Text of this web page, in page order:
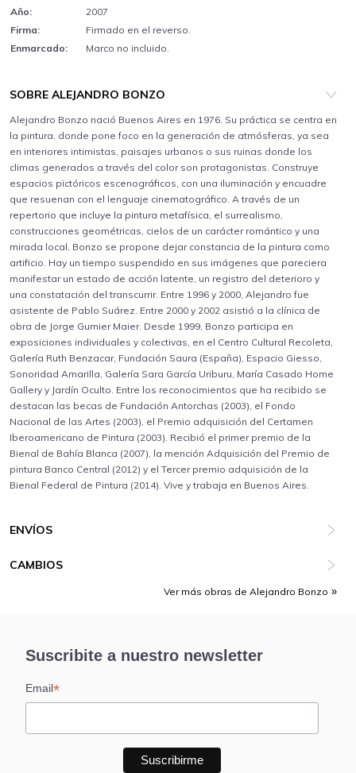
Año:
2007
Firma:
Firmado en el reverso.
Enmarcado:
Marco no incluido.
SOBRE ALEJANDRO BONZO
Alejandro Bonzo nació Buenos Aires en 1976. Su práctica se centra en
la pintura, donde pone foco en la generación de atmósferas, ya sea
en interiores intimistas, paisajes urbanos o sus ruinas donde los
climas generados a través del color son protagonistas. Construye
espacios pictóricos escenográficos, con una iluminación y encuadre
que resuenan con el lenguaje cinematográfico. A través de un
repertorio que incluye la pintura metafísica, el surrealismo,
construcciones geométricas, cielos de un carácter romántico y una
mirada local, Bonzo se propone dejar constancia de la pintura como
artificio. Hay un tiempo suspendido en sus imágenes que pareciera
manifestar un estado de acción latente, un registro del deterioro y
una constatación del transcurrir. Entre 1996 y 2000, Alejandro fue
asistente de Pablo Suárez. Entre 2000 y 2002 asistió a la clínica de
obra de Jorge Gumier Maier. Desde 1999, Bonzo participa en
exposiciones individuales y colectivas, en el Centro Cultural Recoleta,
Galería Ruth Benzacar, Fundación Saura (España), Espacio Giesso,
Sonoridad Amarilla, Galería Sara García Uriburu, María Casado Home
Gallery y Jardín Oculto. Entre los reconocimientos que ha recibido se
destacan las becas de Fundación Antorchas (2003), el Fondo
Nacional de las Artes (2003), el Premio adquisición del Certamen
Iberoamericano de Pintura (2003). Recibió el primer premio de la
Bienal de Bahía Blanca (2007), la mención Adquisición del Premio de
pintura Banco Central (2012) y el Tercer premio adquisición de la
Bienal Federal de Pintura (2014). Vive y trabaja en Buenos Aires.
ENVÍOS
CAMBIOS
Ver más obras de Alejandro Bonzo
Suscribite a nuestro newsletter
Email*